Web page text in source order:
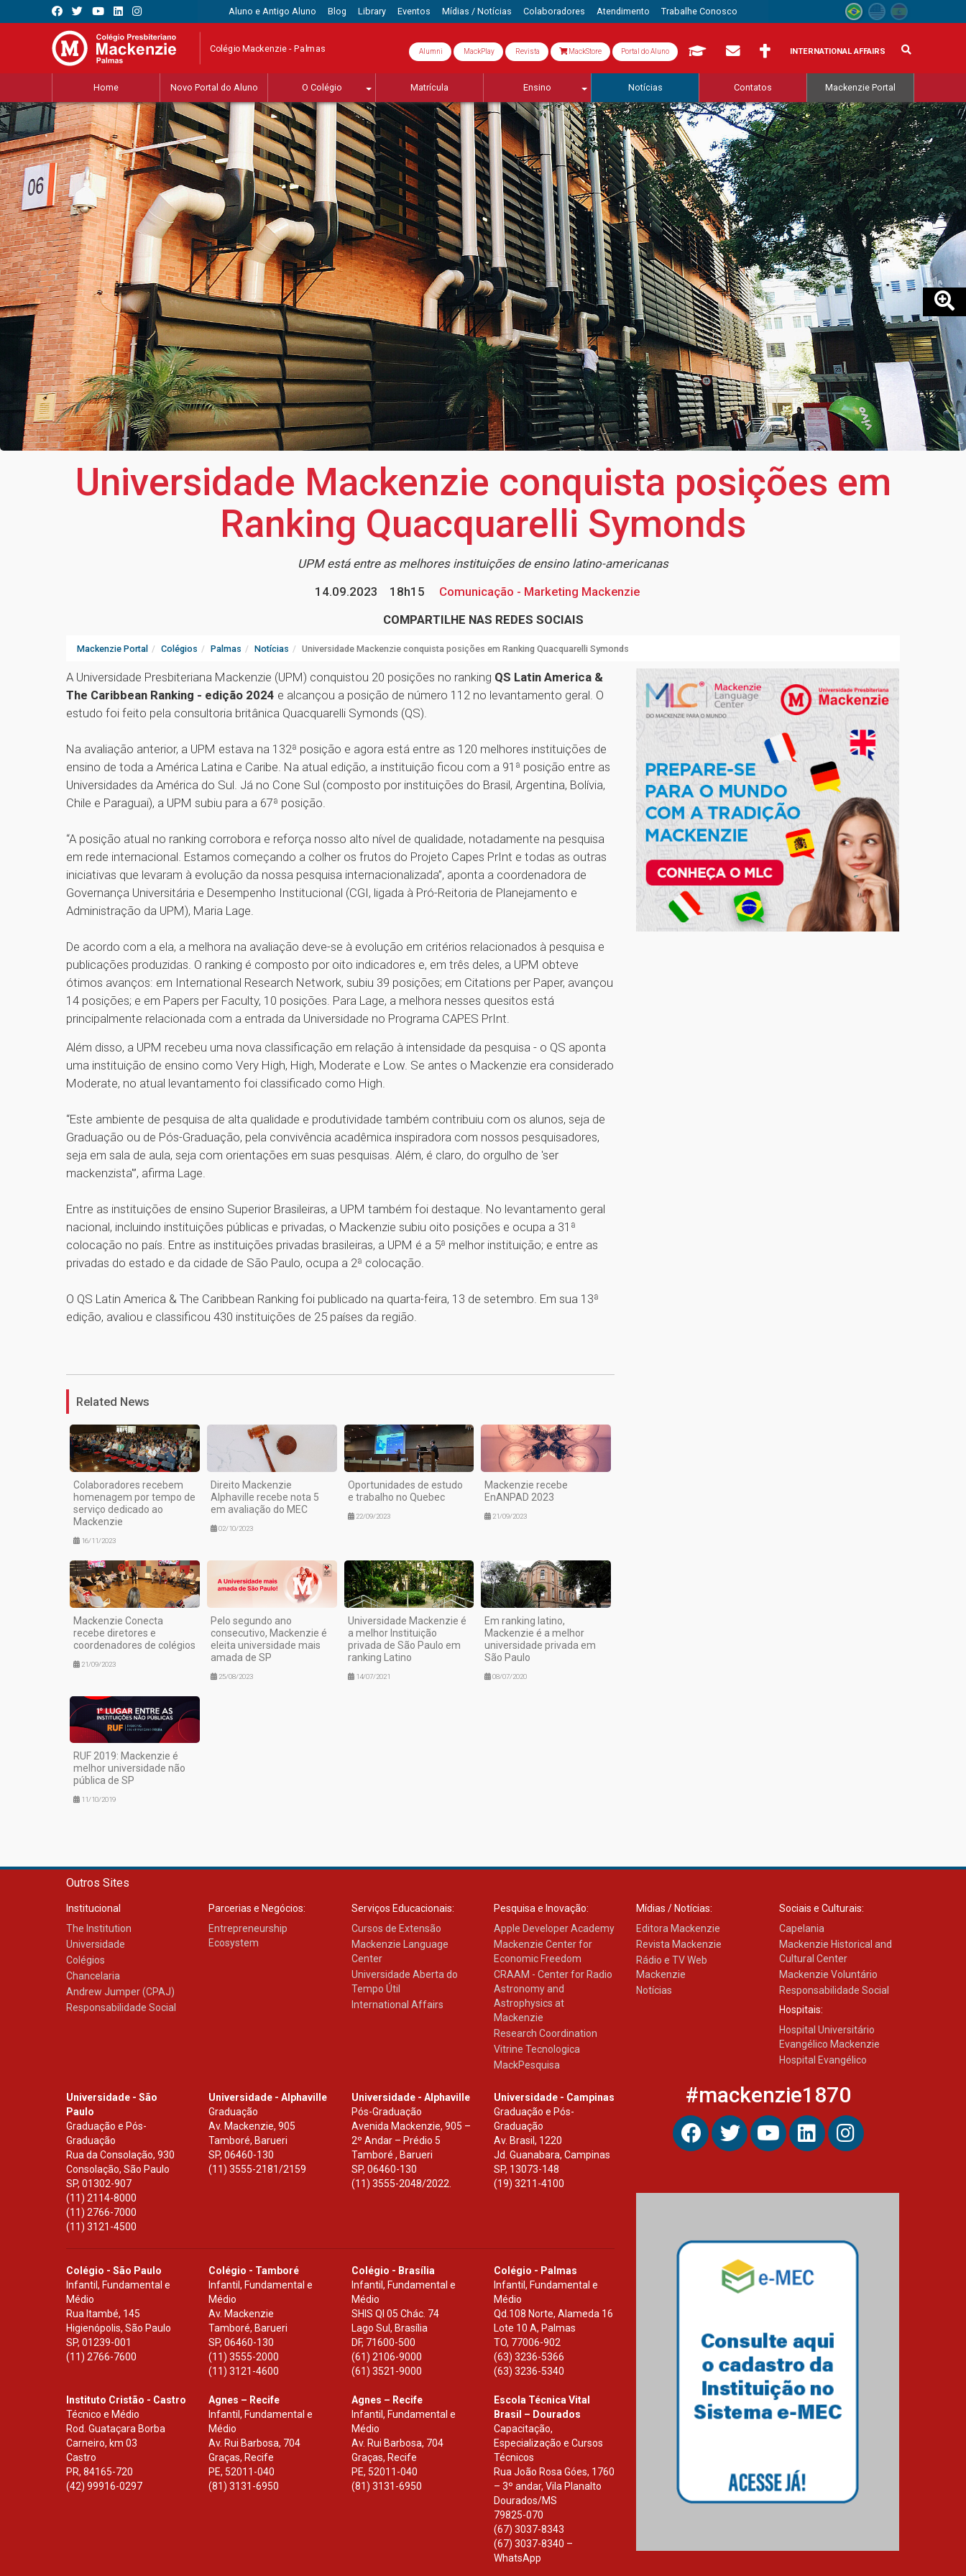
Aluno e Antigo Aluno Blog Library Eventos Mídias / Notícias Colaboradores Atendimento Trabalhe Conosco
Colégio Mackenzie - Palmas Alumni MackPlay Revista MackStore Portal do Aluno INTERNATIONAL AFFAIRS
Home Novo Portal do Aluno O Colégio Matrícula Ensino Notícias Contatos Mackenzie Portal
Universidade Mackenzie conquista posições em
Ranking Quacquarelli Symonds
UPM está entre as melhores instituições de ensino latino-americanas
14.09.2023
18h15
Comunicação - Marketing Mackenzie
COMPARTILHE NAS REDES SOCIAIS
Mackenzie Portal Colégios Palmas Notícias Universidade Mackenzie conquista posições em Ranking Quacquarelli Symonds
A Universidade Presbiteriana Mackenzie (UPM) conquistou 20 posições no ranking QS Latin America &
The Caribbean Ranking - edição 2024 e alcançou a posição de número 112 no levantamento geral. O
estudo foi feito pela consultoria britânica Quacquarelli Symonds (QS).
Na avaliação anterior, a UPM estava na 132ª posição e agora está entre as 120 melhores instituições de
ensino de toda a América Latina e Caribe. Na atual edição, a instituição ficou com a 91ª posição entre as
Universidades da América do Sul. Já no Cone Sul (composto por instituições do Brasil, Argentina, Bolívia,
Chile e Paraguai), a UPM subiu para a 67ª posição.
“A posição atual no ranking corrobora e reforça nosso alto nível de qualidade, notadamente na pesquisa
em rede internacional. Estamos começando a colher os frutos do Projeto Capes PrInt e todas as outras
iniciativas que levaram à evolução da nossa pesquisa internacionalizada”, aponta a coordenadora de
Governança Universitária e Desempenho Institucional (CGI, ligada à Pró-Reitoria de Planejamento e
Administração da UPM), Maria Lage.
De acordo com a ela, a melhora na avaliação deve-se à evolução em critérios relacionados à pesquisa e
publicações produzidas. O ranking é composto por oito indicadores e, em três deles, a UPM obteve
ótimos avanços: em International Research Network, subiu 39 posições; em Citations per Paper, avançou
14 posições; e em Papers per Faculty, 10 posições. Para Lage, a melhora nesses quesitos está
principalmente relacionada com a entrada da Universidade no Programa CAPES PrInt.
Além disso, a UPM recebeu uma nova classificação em relação à intensidade da pesquisa - o QS aponta
uma instituição de ensino como Very High, High, Moderate e Low. Se antes o Mackenzie era considerado
Moderate, no atual levantamento foi classificado como High.
“Este ambiente de pesquisa de alta qualidade e produtividade também contribuiu com os alunos, seja de
Graduação ou de Pós-Graduação, pela convivência acadêmica inspiradora com nossos pesquisadores,
seja em sala de aula, seja com orientações em suas pesquisas. Além, é claro, do orgulho de 'ser
mackenzista'”, afirma Lage.
Entre as instituições de ensino Superior Brasileiras, a UPM também foi destaque. No levantamento geral
nacional, incluindo instituições públicas e privadas, o Mackenzie subiu oito posições e ocupa a 31ª
colocação no país. Entre as instituições privadas brasileiras, a UPM é a 5ª melhor instituição; e entre as
privadas do estado e da cidade de São Paulo, ocupa a 2ª colocação.
O QS Latin America & The Caribbean Ranking foi publicado na quarta-feira, 13 de setembro. Em sua 13ª
edição, avaliou e classificou 430 instituições de 25 países da região.
Related News
Colaboradores recebem
homenagem por tempo de
serviço dedicado ao
Mackenzie
16/11/2023
Direito Mackenzie
Alphaville recebe nota 5
em avaliação do MEC
02/10/2023
Oportunidades de estudo
e trabalho no Quebec
22/09/2023
Mackenzie recebe
EnANPAD 2023
21/09/2023
Mackenzie Conecta
recebe diretores e
coordenadores de colégios
21/09/2023
Pelo segundo ano
consecutivo, Mackenzie é
eleita universidade mais
amada de SP
25/08/2023
Universidade Mackenzie é
a melhor Instituição
privada de São Paulo em
ranking Latino
14/07/2021
Em ranking latino,
Mackenzie é a melhor
universidade privada em
São Paulo
08/07/2020
RUF 2019: Mackenzie é
melhor universidade não
pública de SP
11/10/2019
Outros Sites
Institucional
The Institution
Universidade
Colégios
Chancelaria
Andrew Jumper (CPAJ)
Responsabilidade Social
Parcerias e Negócios:
Entrepreneurship
Ecosystem
Serviços Educacionais:
Cursos de Extensão
Mackenzie Language
Center
Universidade Aberta do
Tempo Útil
International Affairs
Pesquisa e Inovação:
Apple Developer Academy
Mackenzie Center for
Economic Freedom
CRAAM - Center for Radio
Astronomy and
Astrophysics at
Mackenzie
Research Coordination
Vitrine Tecnologica
MackPesquisa
Mídias / Notícias:
Editora Mackenzie
Revista Mackenzie
Rádio e TV Web
Mackenzie
Notícias
Sociais e Culturais:
Capelania
Mackenzie Historical and
Cultural Center
Mackenzie Voluntário
Responsabilidade Social
Hospitais:
Hospital Universitário
Evangélico Mackenzie
Hospital Evangélico
Universidade - São
Paulo
Graduação e Pós-
Graduação
Rua da Consolação, 930
Consolação, São Paulo
SP, 01302-907
(11) 2114-8000
(11) 2766-7000
(11) 3121-4500
Universidade - Alphaville
Graduação
Av. Mackenzie, 905
Tamboré, Barueri
SP,06460-130
(11) 3555-2181/2159
Universidade - Alphaville
Pós-Graduação
Avenida Mackenzie, 905 –
2º Andar – Prédio 5
Tamboré , Barueri
SP, 06460-130
(11) 3555-2048/2022.
Universidade - Campinas
Graduação e Pós-
Graduação
Av. Brasil, 1220
Jd. Guanabara, Campinas
SP, 13073-148
(19) 3211-4100
Colégio - São Paulo
Infantil, Fundamental e
Médio
Rua Itambé, 145
Higienópolis, São Paulo
SP, 01239-001
(11) 2766-7600
Colégio - Tamboré
Infantil, Fundamental e
Médio
Av. Mackenzie
Tamboré, Barueri
SP,06460-130
(11) 3555-2000
(11) 3121-4600
Colégio - Brasília
Infantil, Fundamental e
Médio
SHIS Ql 05 Chác. 74
Lago Sul, Brasília
DF, 71600-500
(61) 2106-9000
(61) 3521-9000
Colégio - Palmas
Infantil, Fundamental e
Médio
Qd.108 Norte, Alameda 16
Lote 10 A, Palmas
TO, 77006-902
(63) 3236-5366
(63) 3236-5340
Instituto Cristão - Castro
Técnico e Médio
Rod. Guataçara Borba
Carneiro, km 03
Castro
PR, 84165-720
(42) 99916-0297
Agnes – Recife
Infantil, Fundamental e
Médio
Av. Rui Barbosa, 704
Graças, Recife
PE, 52011-040
(81) 3131-6950
Agnes – Recife
Infantil, Fundamental e
Médio
Av. Rui Barbosa, 704
Graças, Recife
PE, 52011-040
(81) 3131-6950
Escola Técnica Vital
Brasil – Dourados
Capacitação,
Especialização e Cursos
Técnicos
Rua João Rosa Góes, 1760
– 3º andar, Vila Planalto
Dourados/MS
79825-070
(67) 3037-8343
(67) 3037-8340 –
WhatsApp
#mackenzie1870